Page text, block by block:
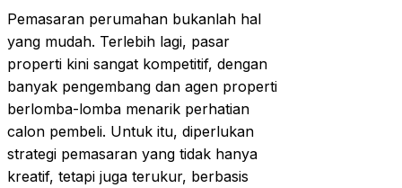
Pemasaran perumahan bukanlah hal
yang mudah. Terlebih lagi, pasar
properti kini sangat kompetitif, dengan
banyak pengembang dan agen properti
berlomba-lomba menarik perhatian
calon pembeli. Untuk itu, diperlukan
strategi pemasaran yang tidak hanya
kreatif, tetapi juga terukur, berbasis